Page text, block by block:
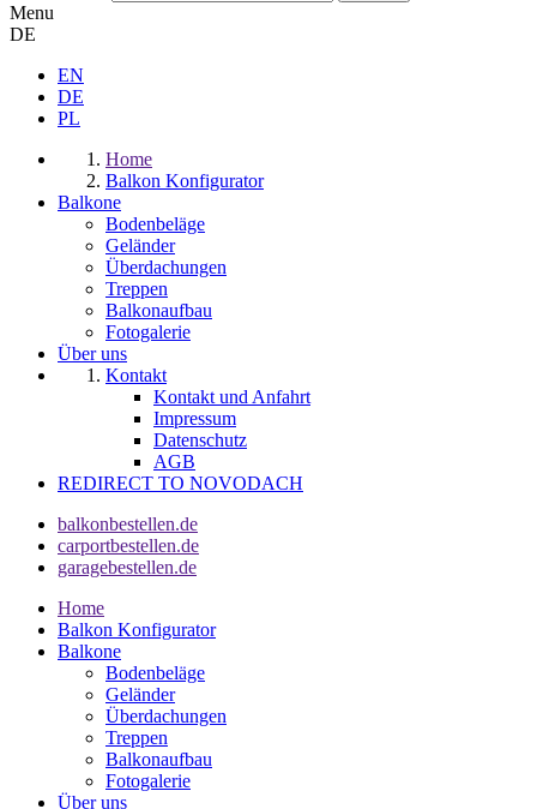
Menu
DE
EN
DE
PL
Home
Balkon Konfigurator
Balkone
Bodenbeläge
Geländer
Überdachungen
Treppen
Balkonaufbau
Fotogalerie
Über uns
Kontakt
Kontakt und Anfahrt
Impressum
Datenschutz
AGB
REDIRECT TO NOVODACH
balkonbestellen.de
carportbestellen.de
garagebestellen.de
Home
Balkon Konfigurator
Balkone
Bodenbeläge
Geländer
Überdachungen
Treppen
Balkonaufbau
Fotogalerie
Über uns